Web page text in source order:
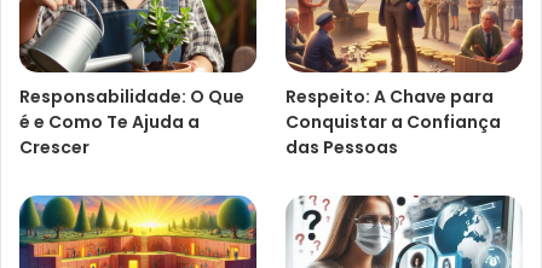
Responsabilidade: O Que
é e Como Te Ajuda a
Crescer
Respeito: A Chave para
Conquistar a Confiança
das Pessoas